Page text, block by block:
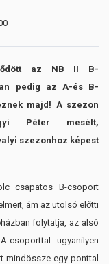
az NB II B-
pedig az A-és B-
majd! A szezon
Péter mesélt,
szezonhoz képest
csapatos B-csoport
ám az utolsó előtti
folytatja, az alsó
csoporttal ugyanilyen
mindössze egy ponttal